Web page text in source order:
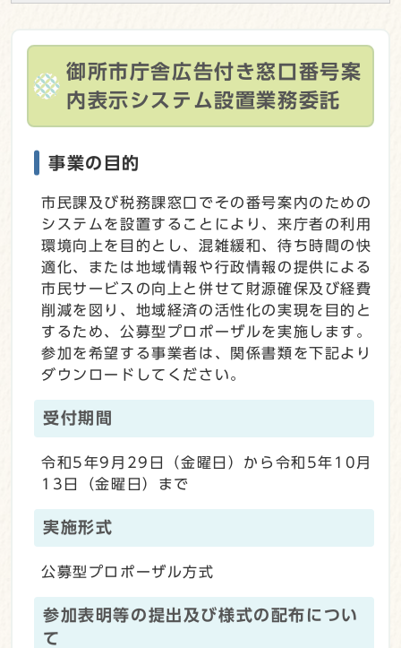
御所市庁舎広告付き窓口番号案
内表示システム設置業務委託
事業の目的
市民課及び税務課窓口でその番号案内のための
システムを設置することにより、来庁者の利用
環境向上を目的とし、混雑緩和、待ち時間の快
適化、または地域情報や行政情報の提供による
市民サービスの向上と併せて財源確保及び経費
削減を図り、地域経済の活性化の実現を目的と
するため、公募型プロポーザルを実施します。
参加を希望する事業者は、関係書類を下記より
ダウンロードしてください。
受付期間
令和5年9月29日（金曜日）から令和5年10月
13日（金曜日）まで
実施形式
公募型プロポーザル方式
参加表明等の提出及び様式の配布につい
て